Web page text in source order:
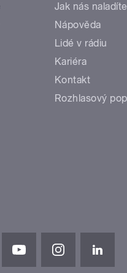
Jak nás naladíte
Nápověda
Lidé v rádiu
Kariéra
Kontakt
Rozhlasový